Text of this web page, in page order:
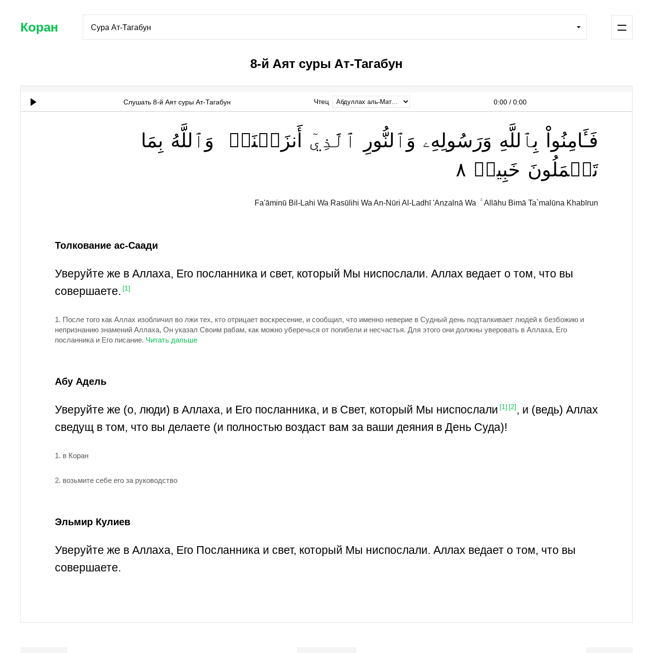
Коран Сура Ат-Тагабун
8-й Аят суры Ат-Тагабун
Слушать 8-й Аят суры Ат-Тагабун Чтец 0:00 / 0:00
فَـَٔامِنُواْ بِٱللَّهِ وَرَسُولِهِۦ وَٱلنُّورِ ٱلَّذِيٓ أَنزَلۡنَاۚ وَٱللَّهُ بِمَا
تَعۡمَلُونَ خَبِيرٞ ٨
Fa'āminū Bil-Lahi Wa Rasūlihi Wa An-Nūri Al-Ladhī 'Anzalnā Wa ۚ Allāhu Bimā Ta`malūna Khabīrun
Толкование ас-Саади
Уверуйте же в Аллаха, Его посланника и свет, который Мы ниспослали. Аллах ведает о том, что вы
совершаете. [1]
1. После того как Аллах изобличил во лжи тех, кто отрицает воскресение, и сообщил, что именно неверие в Судный день подталкивает людей к безбожию и
непризнанию знамений Аллаха, Он указал Своим рабам, как можно уберечься от погибели и несчастья. Для этого они должны уверовать в Аллаха, Его
посланника и Его писание.
Абу Адель
Уверуйте же (о, люди) в Аллаха, и Его посланника, и в Свет, который Мы ниспослали [1] [2] , и (ведь) Аллах
сведущ в том, что вы делаете (и полностью воздаст вам за ваши деяния в День Суда)!
1. в Коран
2. возьмите себе его за руководство
Эльмир Кулиев
Уверуйте же в Аллаха, Его Посланника и свет, который Мы ниспослали. Аллах ведает о том, что вы
совершаете.